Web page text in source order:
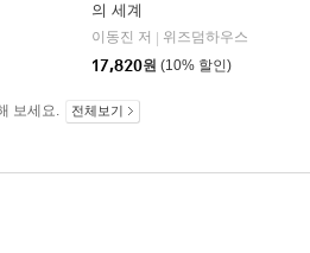
의 세계
이동진 저
위즈덤하우스
17,820원 (10% 할인)
보세요. 전체보기